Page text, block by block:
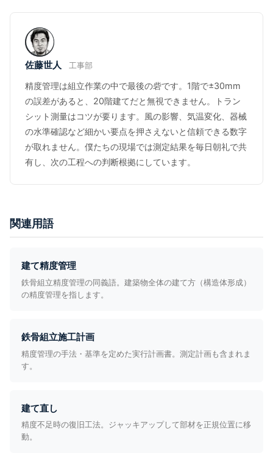
佐藤世人 工事部
精度管理は組立作業の中で最後の砦です。1階で±30mm
の誤差があると、20階建てだと無視できません。トラン
シット測量はコツが要ります。風の影響、気温変化、器械
の水準確認など細かい要点を押さえないと信頼できる数字
が取れません。僕たちの現場では測定結果を毎日朝礼で共
有し、次の工程への判断根拠にしています。
関連用語
建て精度管理
鉄骨組立精度管理の同義語。建築物全体の建て方（構造体形成）
の精度管理を指します。
鉄骨組立施工計画
精度管理の手法・基準を定めた実行計画書。測定計画も含まれま
す。
建て直し
精度不足時の復旧工法。ジャッキアップして部材を正規位置に移
動。